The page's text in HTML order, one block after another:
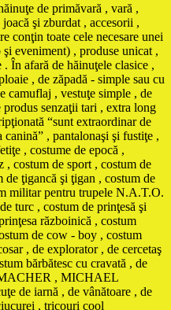
de primăvară , vară ,
şi zburdat , accesorii ,
conţin toate cele necesare unei
eveniment) , produse unicat ,
În afară de hăinuţele clasice ,
, de zăpadă - simple sau cu
camuflaj , vestuţe simple , de
senzaţii tari , extra long
“sunt extraordinar de
, pantalonaşi şi fustiţe ,
, costume de epocă ,
, costum de sport , costum de
de ţigancă şi ţigan , costum de
militar pentru trupele N.A.T.O.
turc , costum de prinţesă şi
războinică , costum
de cow - boy , costum
, de explorator , de cercetaş
bărbătesc cu cravată , de
, MICHAEL
de iarnă , de vânătoare , de
, tricouri cool